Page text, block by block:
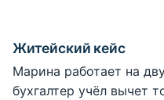
Житейский кейс
Марина работает на
бухгалтер учёл вычет